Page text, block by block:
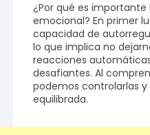
¿Por qué es
emocional? En primer
capacidad de
lo que implica no
reacciones
desafiantes. Al
podemos controlarlas
equilibrada.